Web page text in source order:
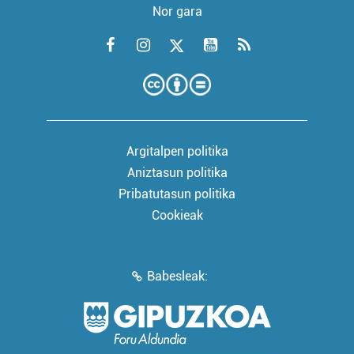
Nor gara
Argitalpen politika
Aniztasun politika
Pribatutasun politika
Cookieak
Babesleak: